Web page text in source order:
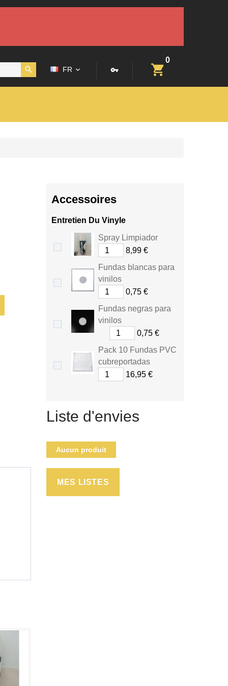
0
FR
Accessoires
Entretien Du Vinyle
Spray Limpiador
8,99 €
Fundas blancas para
vinilos
0,75 €
Fundas negras para
vinilos
0,75 €
Pack 10 Fundas PVC
cubreportadas
16,95 €
Liste d'envies
Aucun produit
MES LISTES